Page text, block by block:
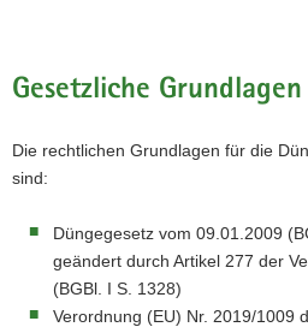
Gesetzliche Grundlagen
Die rechtlichen Grundlagen für die
sind:
Düngegesetz vom 09.01.2009
geändert durch Artikel 277 der
(BGBl. I S. 1328)
Verordnung (EU) Nr. 2019/1009